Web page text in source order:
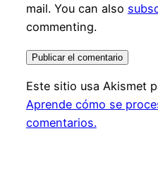
mail. You can also
commenting.
Este sitio usa Akismet
Aprende cómo se
comentarios.